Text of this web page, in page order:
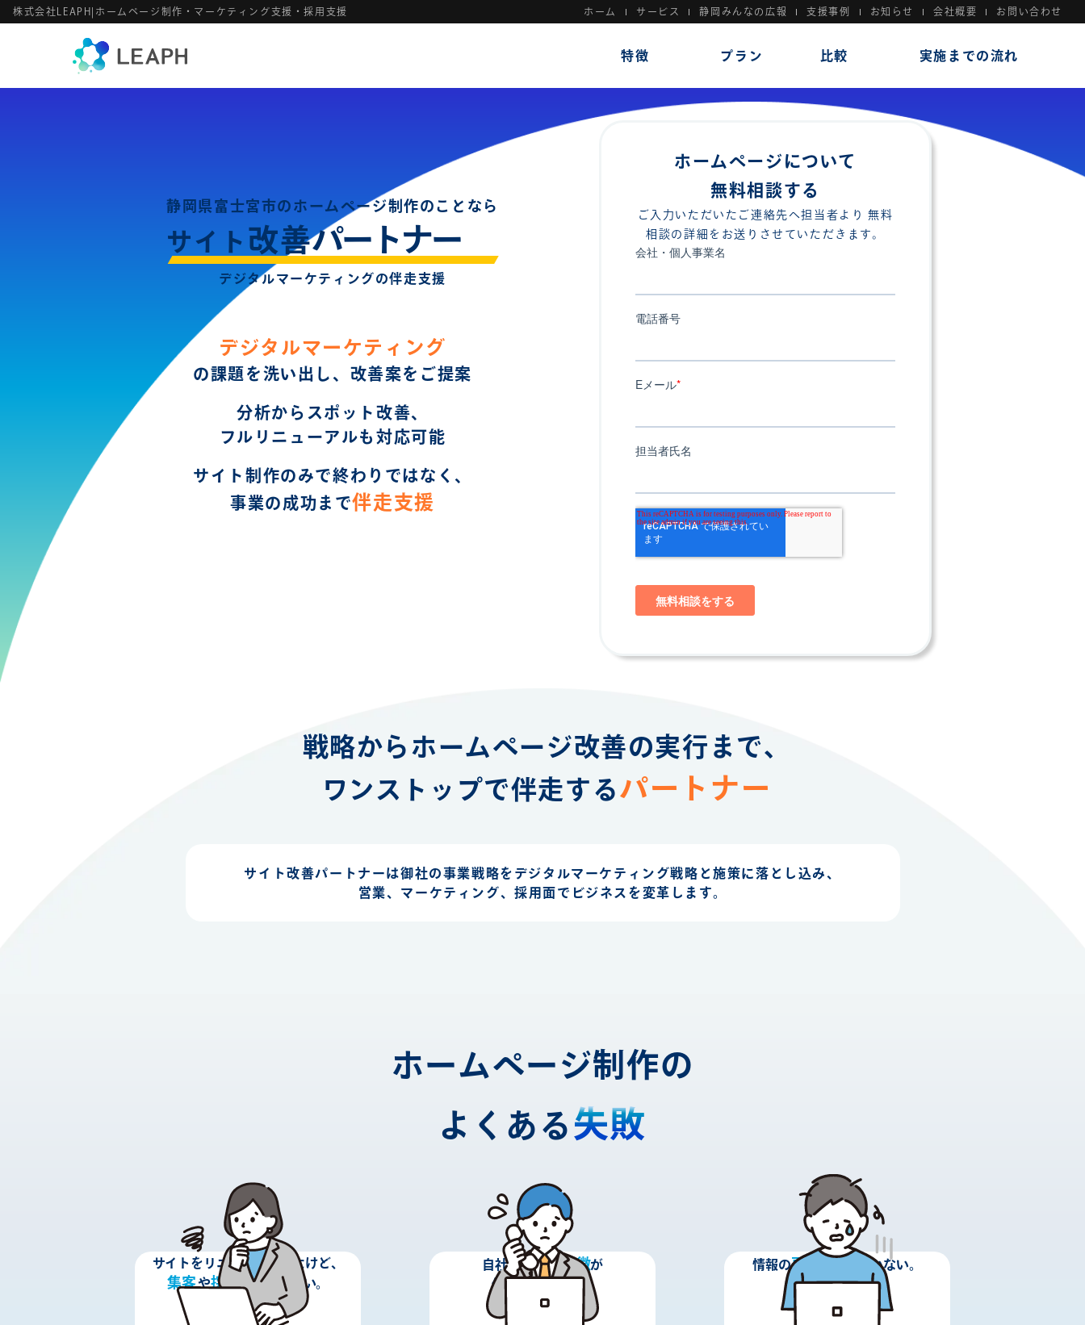
株式会社LEAPH|ホームページ制作・マーケティング支援・採用支援 ホーム サービス 静岡みんなの広報 支援事例 お知らせ 会社概要 お問い合わせ
特徴 プラン 比較 実施までの流れ
静岡県富士宮市のホームページ制作のことなら
サイト 改善パートナー
デジタルマーケティングの伴走支援
デジタルマーケティング
の課題を洗い出し、改善案をご提案
分析からスポット改善、
フルリニューアルも対応可能
サイト制作のみで終わりではなく、
事業の成功まで伴走支援
ホームページについて
無料相談する
ご入力いただいたご連絡先へ担当者より 無料
相談の詳細をお送りさせていただきます。
戦略からホームページ改善の実行まで、
ワンストップで伴走するパートナー
サイト改善パートナーは御社の事業戦略を デジタルマーケティング戦略と施策に落とし込み、
営業、マーケティング、採用面で ビジネスを変革します。
ホームページ制作の
よくある 失敗
サイトをリニューアルしたけど、
集客や採用 に繋がらない。
自社の強みや 特徴が
伝わっていない。
情報の更新 ができていない。